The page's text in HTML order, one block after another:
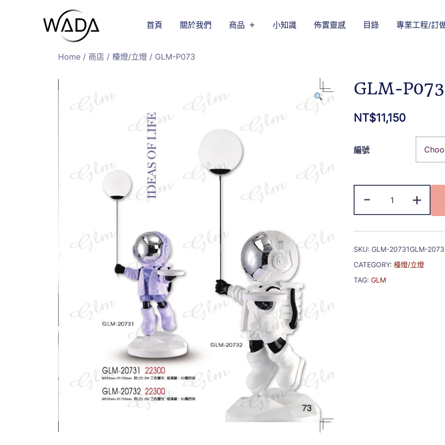
緯達燈飾
緯達燈飾企業行
首頁 關於我們 商品 小知識 佈置靈感 目錄 專業工程/訂
Home / 商店 / 檯燈/立燈 / GLM-P073
GLM-P073
NT$11,150
編號
- +
SKU: GLM-20731GLM-
CATEGORY: 檯燈/立燈
TAG: GLM